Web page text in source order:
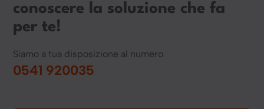
conoscere la soluzione che fa
per te!
Siamo a tua disposizione al numero
0541 920035